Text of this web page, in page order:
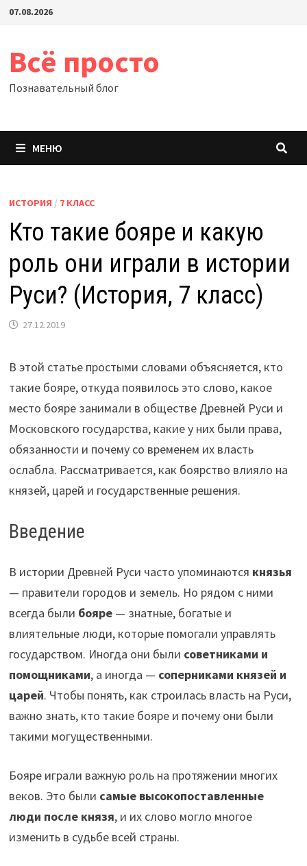
Перейти
07.08.2026
Всё просто
Познавательный блог
МЕНЮ
ИСТОРИЯ / 7 КЛАСС
Кто такие бояре и какую
роль они играли в истории
Руси? (История, 7 класс)
27.12.2019
В этой статье простыми словами объясняется, кто
такие бояре, откуда появилось это слово, какое
место бояре занимали в обществе Древней Руси и
Московского государства, какие у них были права,
обязанности и почему со временем их власть
ослабла. Рассматривается, как боярство влияло на
князей, царей и государственные решения.
Введение
В истории Древней Руси часто упоминаются князья
— правители городов и земель. Но рядом с ними
всегда были бояре— знатные, богатые и
влиятельные люди, которые помогали управлять
государством. Иногда они были советниками и
помощниками, а иногда — соперниками князей и
царей. Чтобы понять, как строилась власть на Руси,
важно знать, кто такие бояре и почему они были
такими могущественными.
Бояре играли важную роль на протяжении многих
веков. Это были самые высокопоставленные
люди после князя, и их слово могло многое
изменить в судьбе всей страны.